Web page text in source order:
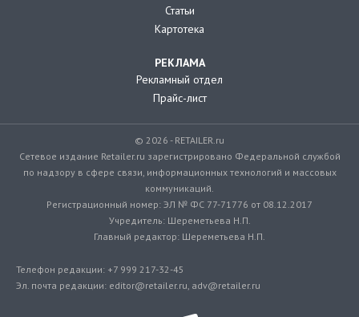
Статьи
Картотека
РЕКЛАМА
Рекламный отдел
Прайс-лист
© 2026 - RETAILER.ru
Сетевое издание Retailer.ru зарегистрировано Федеральной службой
по надзору в сфере связи, информационных технологий и массовых
коммуникаций.
Регистрационный номер: ЭЛ № ФС 77-71776 от 08.12.2017
Учредитель: Шереметьева Н.П.
Главный редактор: Шереметьева Н.П.
Телефон редакции: +7 999 217-32-45
Эл. почта редакции: editor@retailer.ru, adv@retailer.ru